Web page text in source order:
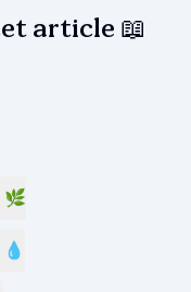
article 📖
🌿